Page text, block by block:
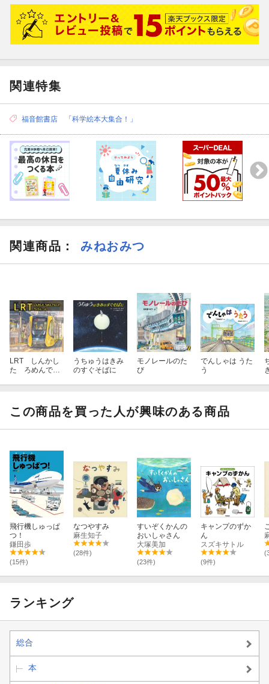
関連特集
福音館書店 「科学絵本大集合！」
関連商品 ： みねおみつ
LRT しんかし
た ろめんでん
うちゅうはきみ
のすぐそばに
モノレールのた
び
でんしゃは うた
う
この商品を買った人が興味のある商品
飛行機しゅっぱ
つ！
鎌田歩
(15件)
なつやすみ
麻生知子
(28件)
すいぞくかんの
おいしゃさん
大塚美加
(23件)
キャンプのずか
ん
スズキサトル
(9件)
ランキング
総合
本